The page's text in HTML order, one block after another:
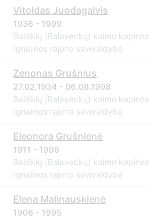
Vitoldas Juodagalvis
1936 - 1999
Bališkių (Balaveckų) kaimo kapinės
Ignalinos rajono savivaldybė
Zenonas Grušnius
27.02.1934 - 06.08.1998
Bališkių (Balaveckų) kaimo kapinės
Ignalinos rajono savivaldybė
Eleonora Grušnienė
1911 - 1996
Bališkių (Balaveckų) kaimo kapinės
Ignalinos rajono savivaldybė
Elena Malinauskienė
1906 - 1995